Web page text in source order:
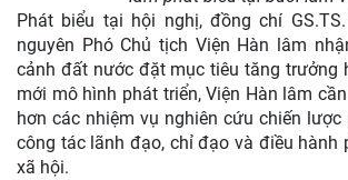
Phát biểu tại hội nghị, đồng chí
nguyên Phó Chủ tịch Viện Hàn lâm
cảnh đất nước đặt mục tiêu tăng trưởng
mới mô hình phát triển, Viện Hàn lâm
hơn các nhiệm vụ nghiên cứu chiến
công tác lãnh đạo, chỉ đạo và điều hành
xã hội.